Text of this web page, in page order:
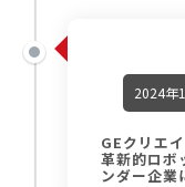
2024年
GEクリエ
革新的ロボ
ンダー企業